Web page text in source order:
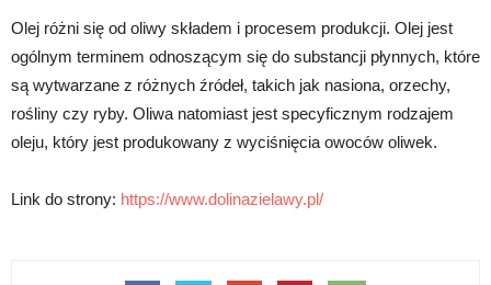
Olej różni się od oliwy składem i procesem produkcji. Olej jest
ogólnym terminem odnoszącym się do substancji płynnych, które
są wytwarzane z różnych źródeł, takich jak nasiona, orzechy,
rośliny czy ryby. Oliwa natomiast jest specyficznym rodzajem
oleju, który jest produkowany z wyciśnięcia owoców oliwek.
Link do strony: https://www.dolinazielawy.pl/